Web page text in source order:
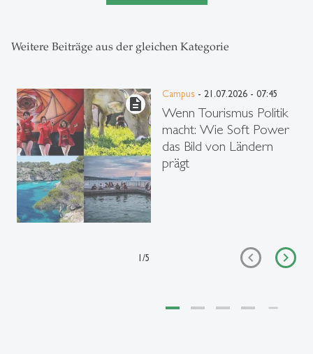
Weitere Beiträge aus der gleichen Kategorie
description
Campus - 21.07.2026 - 07:45
Wenn Tourismus Politik
macht: Wie Soft Power
das Bild von Ländern
prägt
1/5